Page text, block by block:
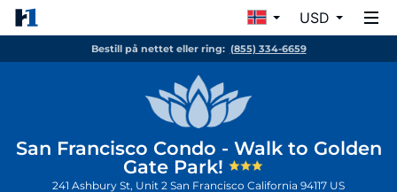
USD
Bestill på nettet eller ring: (855) 334-6659
San Francisco Condo - Walk to Golden
Gate Park!
241 Ashbury St, Unit 2 San Francisco California 94117 US